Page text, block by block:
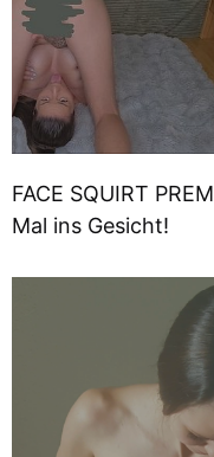
FACE SQUIRT
Mal ins Gesicht!